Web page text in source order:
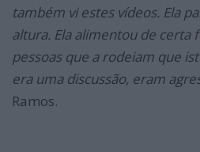
também vi estes vídeos. Ela
altura. Ela alimentou de certa
pessoas que a rodeiam que
era uma discussão, eram
Ramos.